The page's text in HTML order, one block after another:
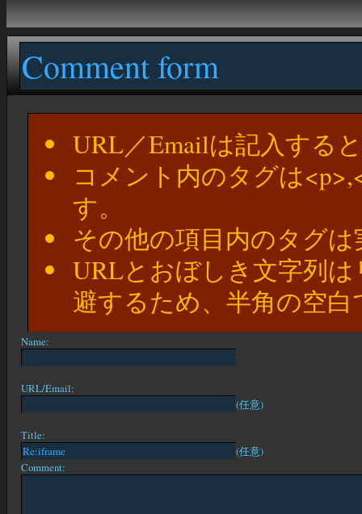
Comment form
URL／Emailは記入する
コメント内のタグは
す。
その他の項目内のタグ
URLとおぼしき文字列
避するため、半角の空
Name:
URL/Email:
(任意)
Title:
(任意)
Comment: